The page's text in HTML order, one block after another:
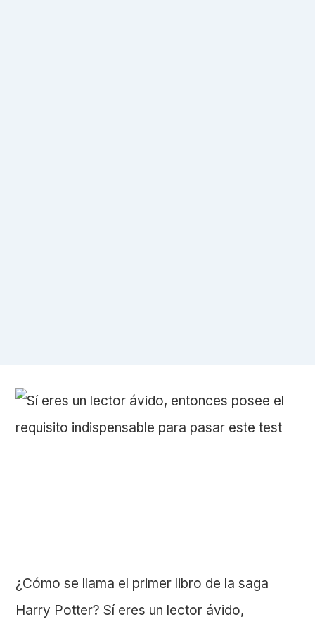
¿Cómo se llama el primer libro de la saga
Harry Potter? Sí eres un lector ávido,